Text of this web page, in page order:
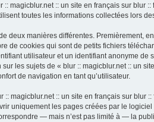
:: magicblur.net :: un site en français sur blur
toutes les informations collectées lors
deux manières différentes. Premièrement,
de cookies qui sont de petits fichiers
utilisateur et un identifiant anonyme
les sujets de « blur :: magicblur.net :: un
de navigation en tant qu’utilisateur.
:: magicblur.net :: un site en français sur
uniquement les pages créées par le
— mais n’est pas limité à — la